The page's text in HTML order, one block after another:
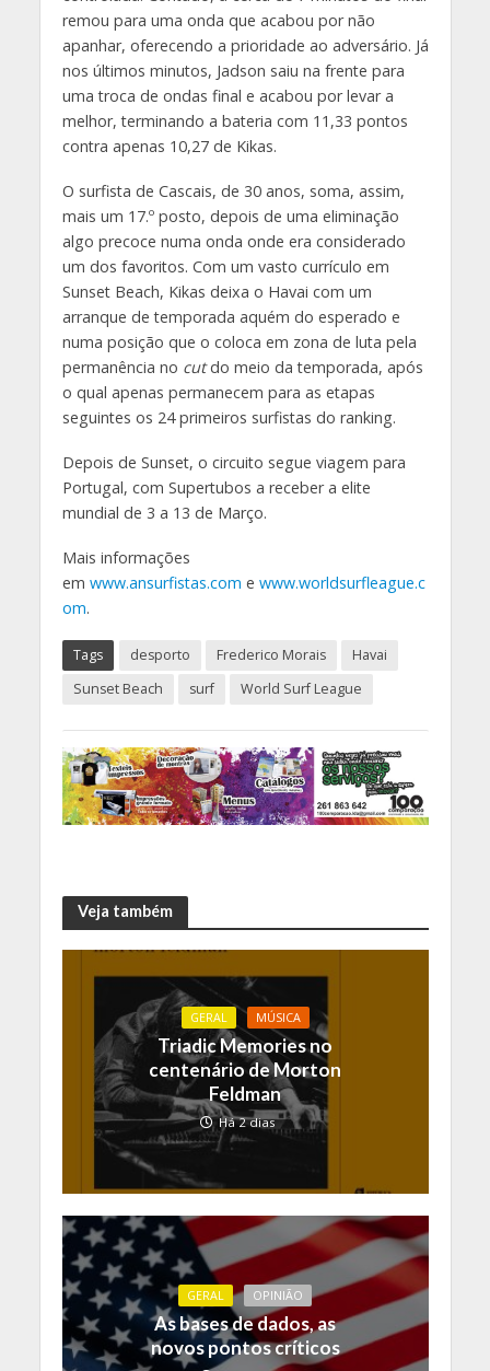
remou para uma onda que acabou por não
apanhar, oferecendo a prioridade ao adversário. Já
nos últimos minutos, Jadson saiu na frente para
uma troca de ondas final e acabou por levar a
melhor, terminando a bateria com 11,33 pontos
contra apenas 10,27 de Kikas.
O surfista de Cascais, de 30 anos, soma, assim,
mais um 17.º posto, depois de uma eliminação
algo precoce numa onda onde era considerado
um dos favoritos. Com um vasto currículo em
Sunset Beach, Kikas deixa o Havai com um
arranque de temporada aquém do esperado e
numa posição que o coloca em zona de luta pela
permanência no cutdo meio da temporada, após
o qual apenas permanecem para as etapas
seguintes os 24 primeiros surfistas do ranking.
Depois de Sunset, o circuito segue viagem para
Portugal, com Supertubos a receber a elite
mundial de 3 a 13 de Março.
Mais informações
em www.ansurfistas.com e www.worldsurfleague.c
om.
Tags desporto Frederico Morais
Havai
Sunset Beach
surf World Surf League
Veja também
GERAL MÚSICA
Triadic Memories no
centenário de Morton
Feldman
Há 2 dias
GERAL OPINIÃO
As bases de dados, as
novos pontos críticos